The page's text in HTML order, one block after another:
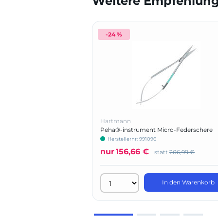
-24 %
Hartmann
Peha®-instrument Micro-Federschere
Herstellernr: 991096
nur156,66 € statt 206,99 €
In den Warenkorb